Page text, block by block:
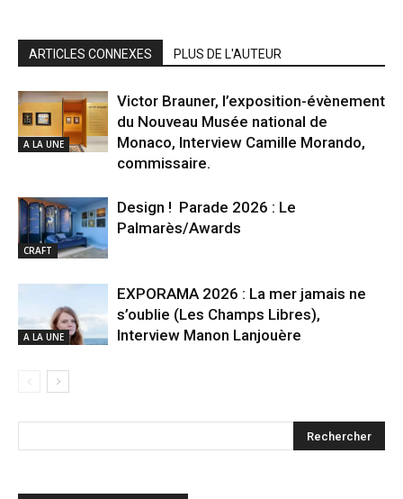
ARTICLES CONNEXES PLUS DE L'AUTEUR
A LA UNE
Victor Brauner, l’exposition-évènement
du Nouveau Musée national de
Monaco, Interview Camille Morando,
commissaire.
CRAFT
Design ! Parade 2026 : Le
Palmarès/Awards
A LA UNE
EXPORAMA 2026 : La mer jamais ne
s’oublie (Les Champs Libres),
Interview Manon Lanjouère